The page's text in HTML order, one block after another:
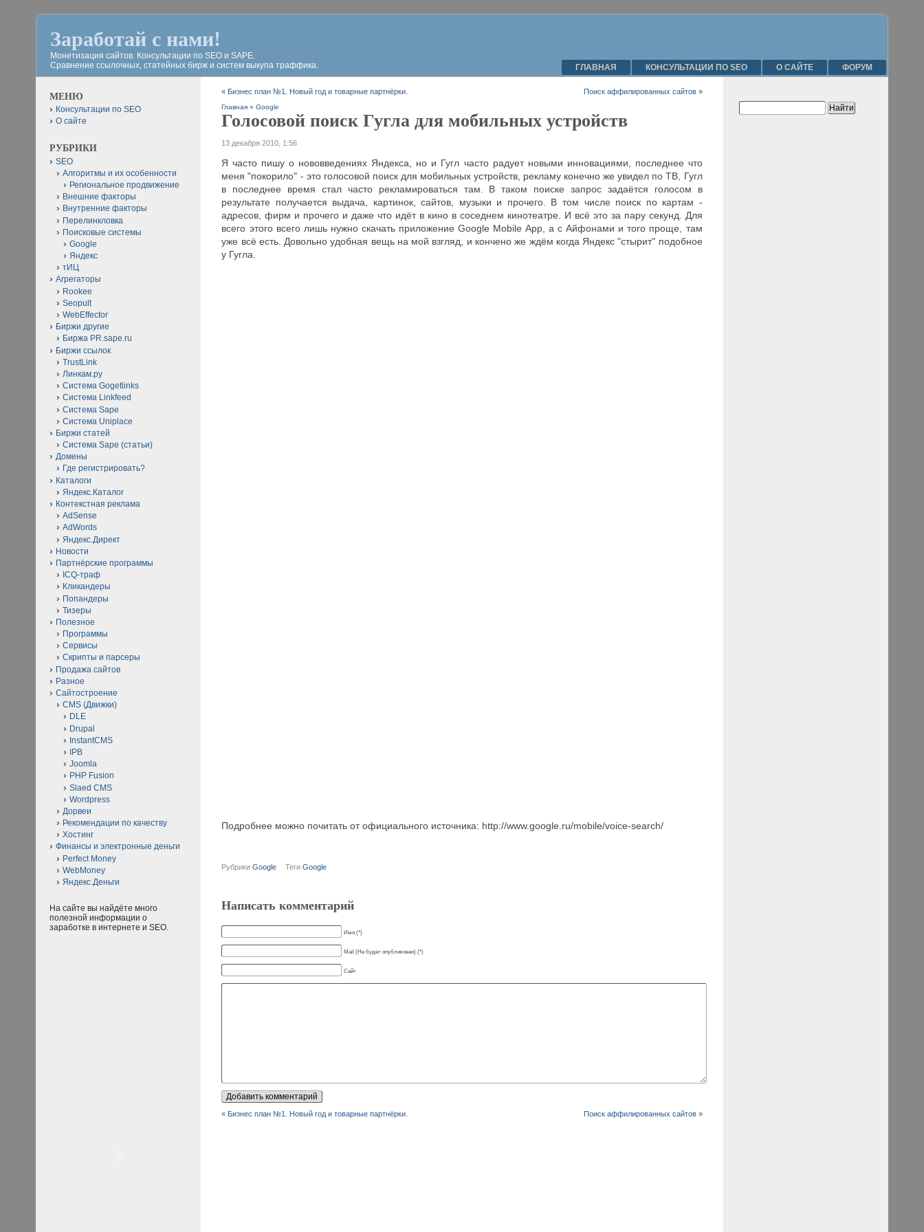
Заработай с нами!
Монетизация сайтов. Консультации по SEO и SAPE.
Сравнение ссылочных, статейных бирж и систем выкупа траффика.
ГЛАВНАЯ КОНСУЛЬТАЦИИ ПО SEO О САЙТЕ ФОРУМ
« Бизнес план №1. Новый год и товарные партнёрки. Поиск аффилированных сайтов»
Главная »Google
Голосовой поиск Гугла для мобильных устройств
13 декабря 2010, 1:56
Я часто пишу о нововведениях Яндекса, но и Гугл часто радует новыми инновациями, последнее что
меня "покорило" - это голосовой поиск для мобильных устройств, рекламу конечно же увидел по ТВ, Гугл
в последнее время стал часто рекламироваться там. В таком поиске запрос задаётся голосом в
результате получается выдача, картинок, сайтов, музыки и прочего. В том числе поиск по картам -
адресов, фирм и прочего и даже что идёт в кино в соседнем кинотеатре. И всё это за пару секунд. Для
всего этого всего лишь нужно скачать приложение Google Mobile App, а с Айфонами и того проще, там
уже всё есть. Довольно удобная вещь на мой взгляд, и кончено же ждём когда Яндекс "стырит" подобное
у Гугла.
Подробнее можно почитать от официального источника: http://www.google.ru/mobile/voice-search/
РубрикиGoogle ТегиGoogle
Написать комментарий
Имя (*)
Mail (Не будет опубликован) (*)
Сайт
« Бизнес план №1. Новый год и товарные партнёрки. Поиск аффилированных сайтов»
МЕНЮ
Консультации по SEO
О сайте
РУБРИКИ
SEO
Алгоритмы и их особенности
Региональное продвижение
Внешние факторы
Внутренние факторы
Перелинкловка
Поисковые системы
Google
Яндекс
тИЦ
Агрегаторы
Rookee
Seopult
WebEffector
Биржи другие
Биржа PR.sape.ru
Биржи ссылок
TrustLink
Линкам.ру
Система Gogetlinks
Система Linkfeed
Система Sape
Система Uniplace
Биржи статей
Система Sape (статьи)
Домены
Где регистрировать?
Каталоги
Яндекс.Каталог
Контекстная реклама
AdSense
AdWords
Яндекс.Директ
Новости
Партнёрские программы
ICQ-траф
Кликандеры
Попандеры
Тизеры
Полезное
Программы
Сервисы
Скрипты и парсеры
Продажа сайтов
Разное
Сайтостроение
CMS (Движки)
DLE
Drupal
InstantCMS
IPB
Joomla
PHP Fusion
Slaed CMS
Wordpress
Дорвеи
Рекомендации по качеству
Хостинг
Финансы и электронные деньги
Perfect Money
WebMoney
Яндекс.Деньги
На сайте вы найдёте много
полезной информации о
заработке в интернете и SEO.